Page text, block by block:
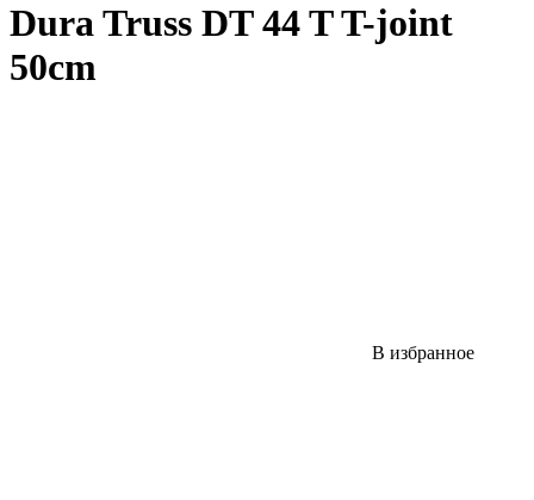
Dura Truss DT 44 T T-joint
50cm
В избранное